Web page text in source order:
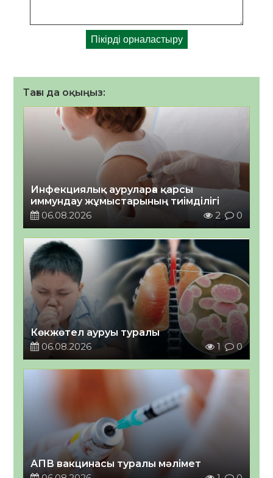
Тағы да оқыңыз:
Инфекциялық ауруларға қарсы
иммундау жұмыстарының тиімділігі
06.08.2026
2 0
Көкжөтел ауруы туралы
06.08.2026
1 0
АПВ вакцинасы туралы мәлімет